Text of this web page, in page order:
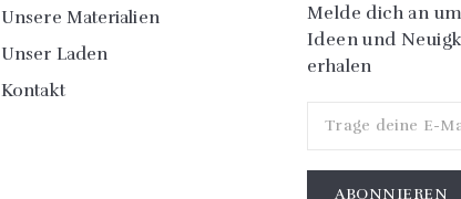
Unsere Materialien
Unser Laden
Kontakt
Melde dich an
Ideen und
erhalen